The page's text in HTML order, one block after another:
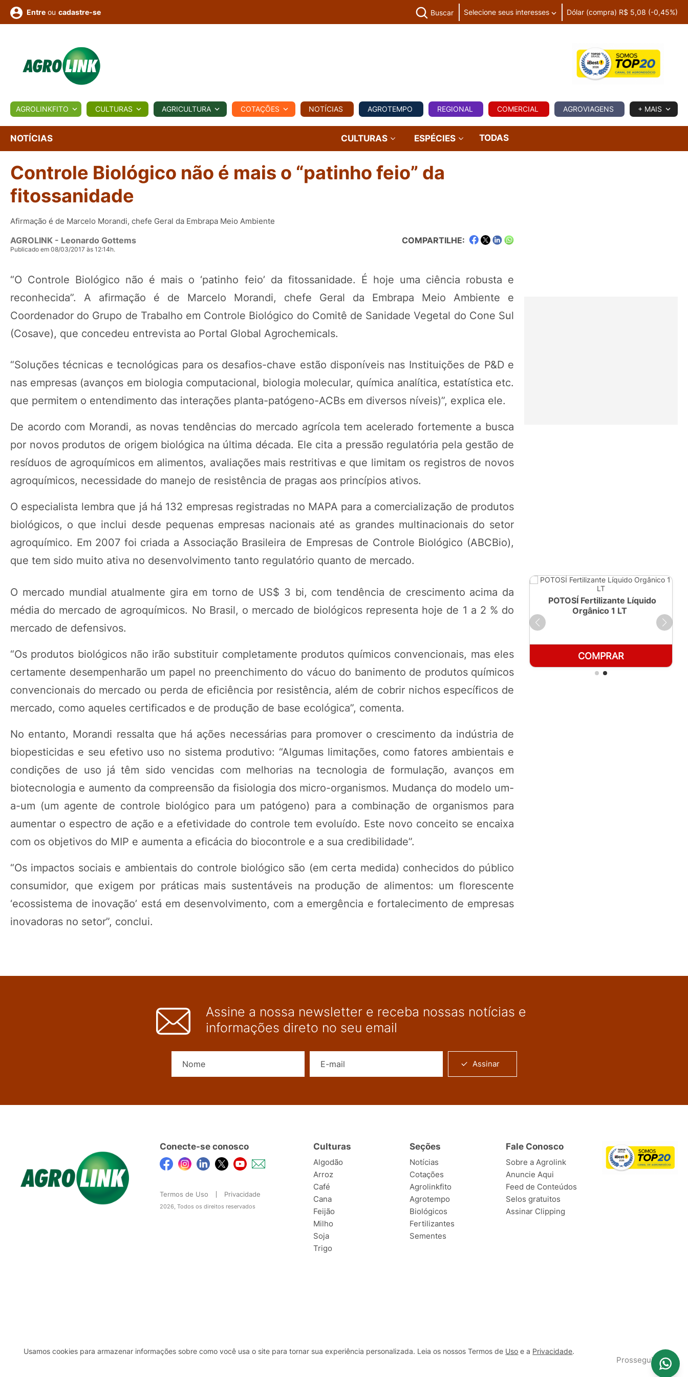
BIOLÓGICOS COTAÇÕES NOTÍCIAS AGROTEMPO REGIONAL COMERCIAL AGROVIAGENS PECUÁRIA
Conversor Colunistas Eventos
e
Vídeos
Entre ou cadastre-se Buscar Selecione seus interesses Dólar (compra) R$ 5,08 (-0,45%)
AGROLINKFITO CULTURAS AGRICULTURA COTAÇÕES NOTÍCIAS AGROTEMPO REGIONAL COMERCIAL AGROVIAGENS + MAIS
NOTÍCIAS CULTURAS ESPÉCIES TODAS
Controle Biológico não é mais o “patinho feio” da
fitossanidade
Afirmação é de Marcelo Morandi, chefe Geral da Embrapa Meio Ambiente
AGROLINK - Leonardo Gottems
Publicado em 08/03/2017 às 12:14h.
COMPARTILHE:
“O Controle Biológico não é mais o ‘patinho feio’ da fitossanidade. É hoje uma ciência robusta e
reconhecida”. A afirmação é de Marcelo Morandi, chefe Geral da Embrapa Meio Ambiente e
Coordenador do Grupo de Trabalho em Controle Biológico do Comitê de Sanidade Vegetal do Cone Sul
(Cosave), que concedeu entrevista ao Portal Global Agrochemicals.
“Soluções técnicas e tecnológicas para os desafios-chave estão disponíveis nas Instituições de P&D e
nas empresas (avanços em biologia computacional, biologia molecular, química analítica, estatística etc.
que permitem o entendimento das interações planta-patógeno-ACBs em diversos níveis)”, explica ele.
De acordo com Morandi, as novas tendências do mercado agrícola tem acelerado fortemente a busca
por novos produtos de origem biológica na última década. Ele cita a pressão regulatória pela gestão de
resíduos de agroquímicos em alimentos, avaliações mais restritivas e que limitam os registros de novos
agroquímicos, necessidade do manejo de resistência de pragas aos princípios ativos.
O especialista lembra que já há 132 empresas registradas no MAPA para a comercialização de produtos
biológicos, o que inclui desde pequenas empresas nacionais até as grandes multinacionais do setor
agroquímico. Em 2007 foi criada a Associação Brasileira de Empresas de Controle Biológico (ABCBio),
que tem sido muito ativa no desenvolvimento tanto regulatório quanto de mercado.
O mercado mundial atualmente gira em torno de US$ 3 bi, com tendência de crescimento acima da
média do mercado de agroquímicos. No Brasil, o mercado de biológicos representa hoje de 1 a 2 % do
mercado de defensivos.
“Os produtos biológicos não irão substituir completamente produtos químicos convencionais, mas eles
certamente desempenharão um papel no preenchimento do vácuo do banimento de produtos químicos
convencionais do mercado ou perda de eficiência por resistência, além de cobrir nichos específicos de
mercado, como aqueles certificados e de produção de base ecológica”, comenta.
No entanto, Morandi ressalta que há ações necessárias para promover o crescimento da indústria de
biopesticidas e seu efetivo uso no sistema produtivo: “Algumas limitações, como fatores ambientais e
condições de uso já têm sido vencidas com melhorias na tecnologia de formulação, avanços em
biotecnologia e aumento da compreensão da fisiologia dos micro-organismos. Mudança do modelo um-
a-um (um agente de controle biológico para um patógeno) para a combinação de organismos para
aumentar o espectro de ação e a efetividade do controle tem evoluído. Este novo conceito se encaixa
com os objetivos do MIP e aumenta a eficácia do biocontrole e a sua credibilidade”.
“Os impactos sociais e ambientais do controle biológico são (em certa medida) conhecidos do público
consumidor, que exigem por práticas mais sustentáveis na produção de alimentos: um florescente
‘ecossistema de inovação’ está em desenvolvimento, com a emergência e fortalecimento de empresas
inovadoras no setor”, conclui.
Orgânico 250ml
COMPRAR
POTOSÍ Fertilizante Líquido
Orgânico 1 LT
COMPRAR
Assine a nossa newsletter e receba nossas notícias e
informações direto no seu email
Assinar
Conecte-se conosco
Termos de Uso Privacidade
2026, Todos os direitos reservados
Culturas
Algodão
Arroz
Café
Cana
Feijão
Milho
Soja
Trigo
Seções
Notícias
Cotações
Agrolinkfito
Agrotempo
Biológicos
Fertilizantes
Sementes
Fale Conosco
Sobre a Agrolink
Anuncie Aqui
Feed de Conteúdos
Selos gratuitos
Assinar Clipping
Usamos cookies para armazenar informações sobre como você usa o site para tornar sua experiência personalizada. Leia os nossos Termos de Uso e a Privacidade.
Prosseguir